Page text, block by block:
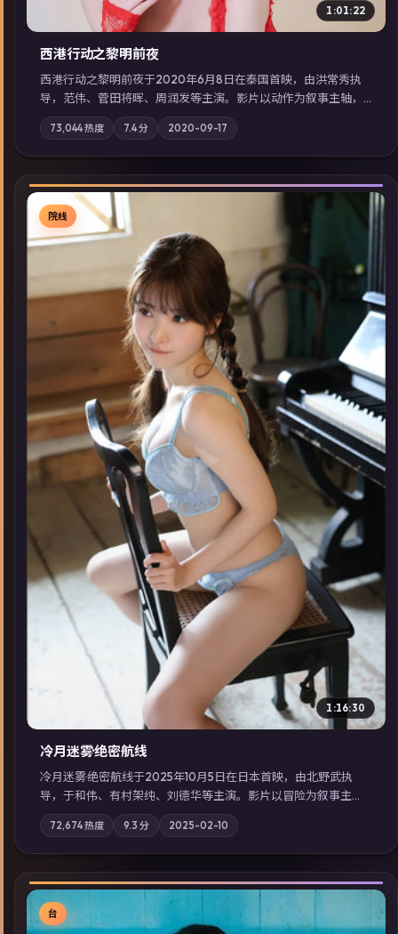
1:01:22
西港行动之黎明前夜
西港行动之黎明前夜于2020年6月8日在泰国首映，由洪常秀执
导，范伟、菅田将晖、周润发等主演。影片以动作为叙事主轴，
亲情与职责必须在倒计时结束前做出抉择；摄影与配乐强化地域
气质；站内亦可通过「国产免费观看高清电视剧在线看」延展检
索同类型高分佳作，畅享高清在线追剧体验。
73,044热度 7.4分 2020-09-17
▶
院线
1:16:30
冷月迷雾·绝密航线
冷月迷雾·绝密航线于2025年10月5日在日本首映，由北野武执
导，于和伟、有村架纯、刘德华等主演。影片以冒险为叙事主
轴，记忆碎片重组后，主角发现自己从未活过“真实”的一天；摄
影与配乐强化地域气质；站内亦可通过「国产免费观看高清电视
剧在线看」延展检索同类型高分佳作，畅享高清在线追剧体验。
72,674热度 9.3 分 2025-02-10
台